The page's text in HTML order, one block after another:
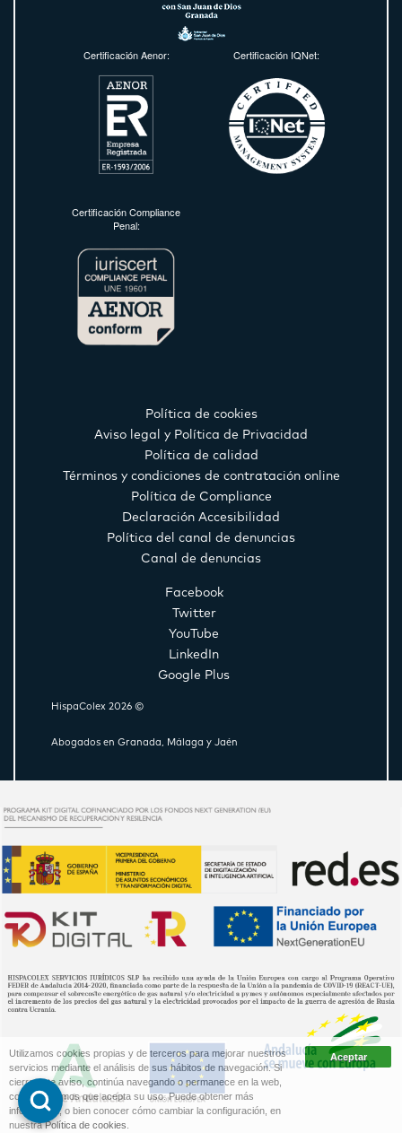
Certificación Aenor: Certificación IQNet:
Certificación Compliance
Penal:
Política de cookies
Aviso legal y Política de Privacidad
Política de calidad
Términos y condiciones de contratación online
Política de Compliance
Declaración Accesibilidad
Política del canal de denuncias
Canal de denuncias
Facebook
Twitter
YouTube
LinkedIn
Google Plus
HispaColex 2026 ©
Abogados en Granada, Málaga y Jaén
Utilizamos cookies propias y de terceros para mejorar nuestros
servicios mediante el análisis de sus hábitos de navegación. Si
cierra este aviso, continúa navegando o permanece en la web,
consideraremos que acepta su uso. Puede obtener más
información, o bien conocer cómo cambiar la configuración, en
nuestraPolítica de cookies